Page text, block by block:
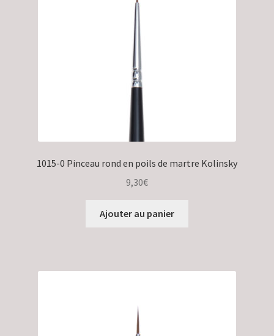
1015-0 Pinceau rond en poils de martre Kolinsky
9,30€
Ajouter au panier